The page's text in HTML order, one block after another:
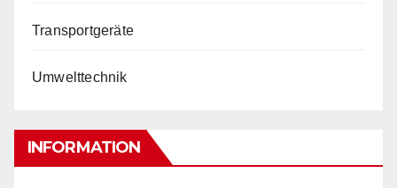
Transportgeräte
Umwelttechnik
INFORMATION